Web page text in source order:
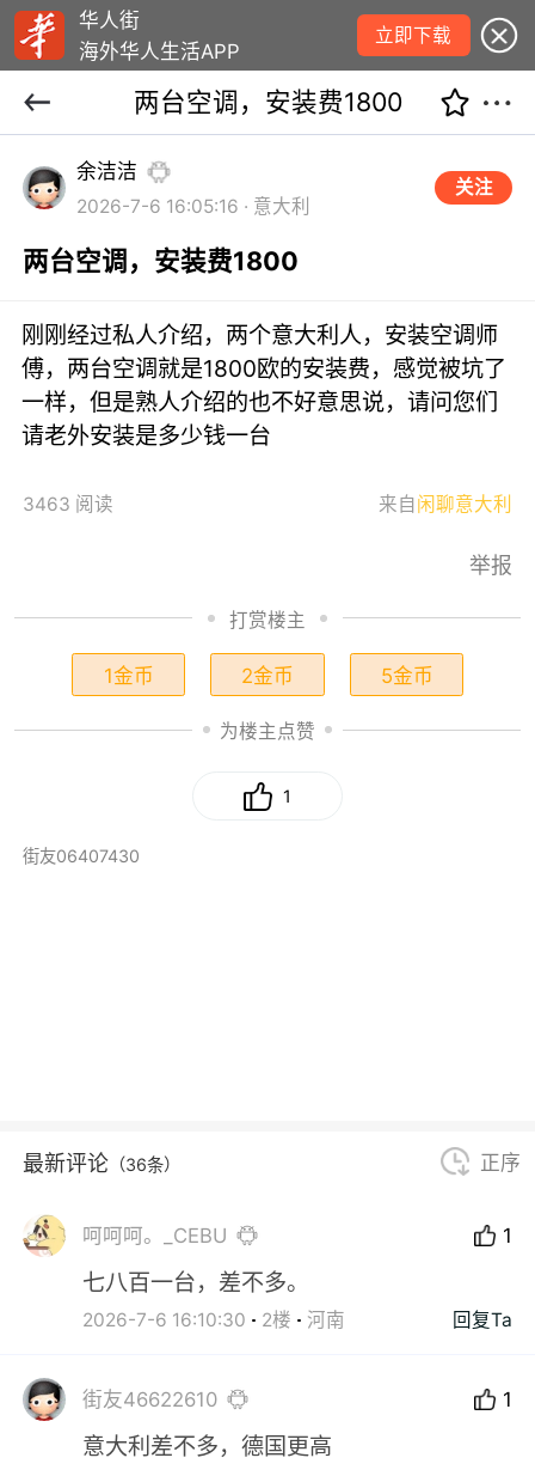
华人街
海外华人生活APP
立即下载
两台空调，安装费1800
余洁洁
2026-7-6 16:05:16 · 意大利
关注
两台空调，安装费1800
刚刚经过私人介绍，两个意大利人，安装空调师
傅，两台空调就是1800欧的安装费，感觉被坑了
一样，但是熟人介绍的也不好意思说，请问您们
请老外安装是多少钱一台
3463 阅读 来自 闲聊意大利
举报
打赏楼主
1金币 2金币 5金币
为楼主点赞
1
街友06407430
最新评论 （36条） 正序
呵呵呵。_CEBU 1
七八百一台，差不多。
2026-7-6 16:10:30 2楼 河南 回复Ta
街友46622610 1
意大利差不多，德国更高